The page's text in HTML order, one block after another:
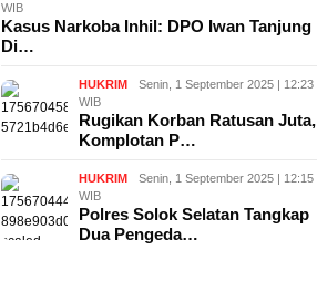
WIB
Kasus Narkoba Inhil: DPO Iwan Tanjung
Di…
HUKRIM
Senin, 1 September 2025 | 12:23
WIB
Rugikan Korban Ratusan Juta,
Komplotan P…
HUKRIM
Senin, 1 September 2025 | 12:15
WIB
Polres Solok Selatan Tangkap
Dua Pengeda…